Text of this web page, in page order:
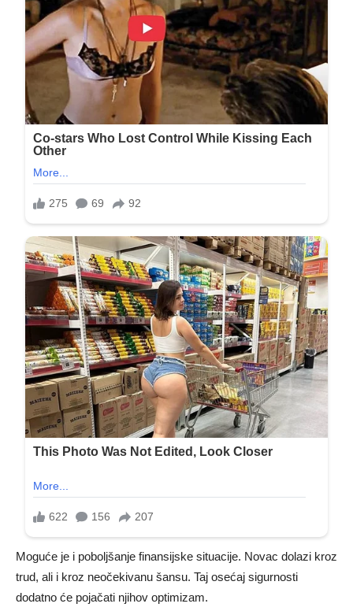
Moguće je i poboljšanje finansijske situacije. Novac dolazi kroz
trud, ali i kroz neočekivanu šansu. Taj osećaj sigurnosti
dodatno će pojačati njihov optimizam.